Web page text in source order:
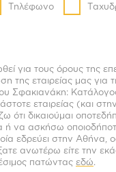
Τηλέφωνο
για τους όρους της
της εταιρείας μας
Σφακιανάκη:
εταιρείας (και
ότι δικαιούμαι
να ασκήσω
εδρεύει στην Αθήνα,
ανωτέρω είτε την
πατώντας εδώ